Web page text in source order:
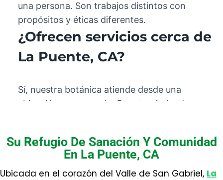
una persona. Son trabajos distintos con
propósitos y éticas diferentes.
¿Ofrecen servicios cerca de
La Puente, CA?
Sí, nuestra botánica atiende desde una
ubicación cercana a La Puente, sirviendo a
¿Cómo preparo mi espacio
para un ritual?
Su Refugio De Sanación Y Comunidad
En La Puente, CA
Ubicada en el corazón del Valle de San Gabriel, La